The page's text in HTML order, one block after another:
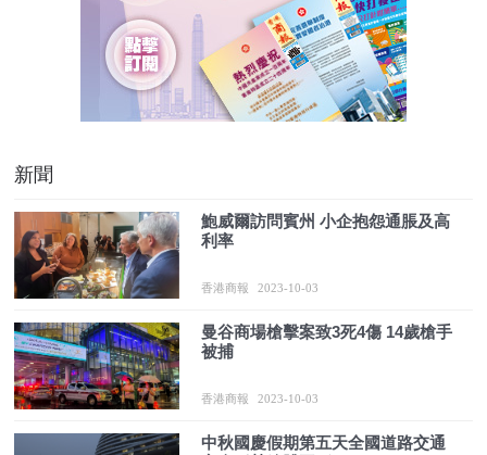
新聞
鮑威爾訪問賓州 小企抱怨通脹及高
利率
香港商報 2023-10-03
曼谷商場槍擊案致3死4傷 14歲槍手
被捕
香港商報 2023-10-03
中秋國慶假期第五天全國道路交通